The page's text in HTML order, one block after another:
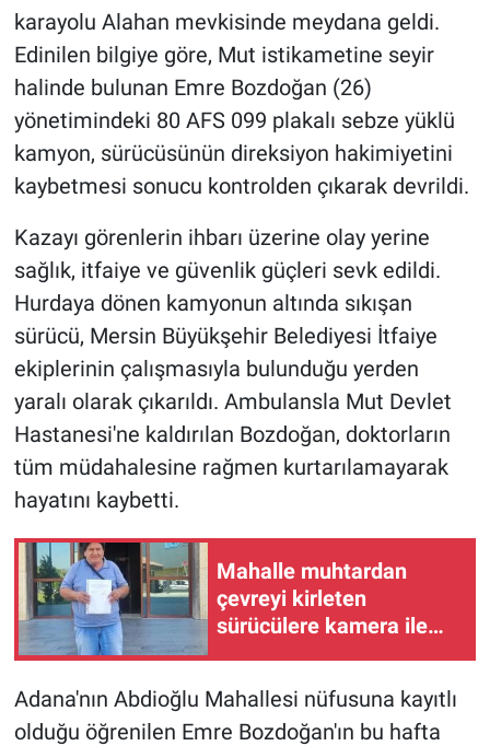
karayolu Alahan mevkisinde meydana geldi.
Edinilen bilgiye göre, Mut istikametine seyir
halinde bulunan Emre Bozdoğan (26)
yönetimindeki 80 AFS 099 plakalı sebze yüklü
kamyon, sürücüsünün direksiyon hakimiyetini
kaybetmesi sonucu kontrolden çıkarak devrildi.
Kazayı görenlerin ihbarı üzerine olay yerine
sağlık, itfaiye ve güvenlik güçleri sevk edildi.
Hurdaya dönen kamyonun altında sıkışan
sürücü, Mersin Büyükşehir Belediyesi İtfaiye
ekiplerinin çalışmasıyla bulunduğu yerden
yaralı olarak çıkarıldı. Ambulansla Mut Devlet
Hastanesi'ne kaldırılan Bozdoğan, doktorların
tüm müdahalesine rağmen kurtarılamayarak
hayatını kaybetti.
Mahalle muhtardan
çevreyi kirleten
sürücülere kamera ile
Adana'nın Abdioğlu Mahallesi nüfusuna kayıtlı
olduğu öğrenilen Emre Bozdoğan'ın bu hafta